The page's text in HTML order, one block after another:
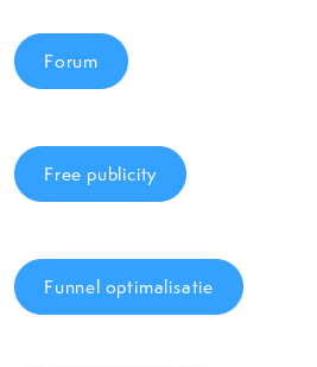
Forum
Free publicity
Funnel optimalisatie